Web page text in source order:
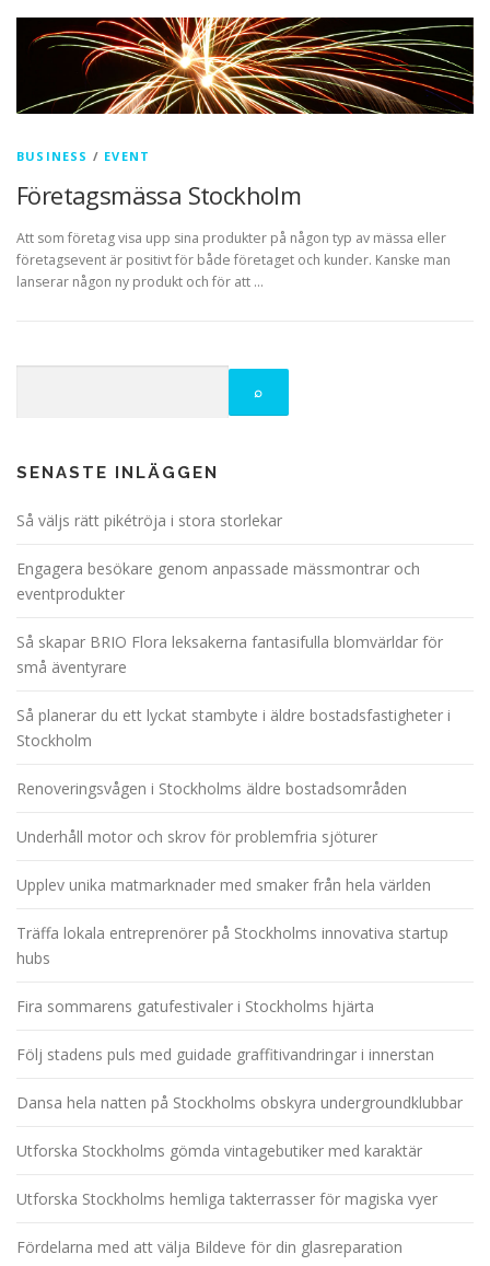
BUSINESS / EVENT
Företagsmässa Stockholm
Att som företag visa upp sina produkter på någon typ av mässa eller
företagsevent är positivt för både företaget och kunder. Kanske man
lanserar någon ny produkt och för att …
SENASTE INLÄGGEN
Så väljs rätt pikétröja i stora storlekar
Engagera besökare genom anpassade mässmontrar och
eventprodukter
Så skapar BRIO Flora leksakerna fantasifulla blomvärldar för
små äventyrare
Så planerar du ett lyckat stambyte i äldre bostadsfastigheter i
Stockholm
Renoveringsvågen i Stockholms äldre bostadsområden
Underhåll motor och skrov för problemfria sjöturer
Upplev unika matmarknader med smaker från hela världen
Träffa lokala entreprenörer på Stockholms innovativa startup
hubs
Fira sommarens gatufestivaler i Stockholms hjärta
Följ stadens puls med guidade graffitivandringar i innerstan
Dansa hela natten på Stockholms obskyra undergroundklubbar
Utforska Stockholms gömda vintagebutiker med karaktär
Utforska Stockholms hemliga takterrasser för magiska vyer
Fördelarna med att välja Bildeve för din glasreparation